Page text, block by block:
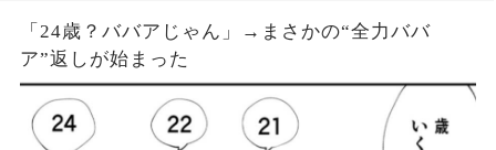
「24歳？ババアじゃん」→まさかの“全力ババ
ア”返しが始まった